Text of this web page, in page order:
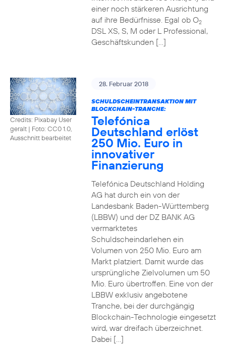
einer noch stärkeren Ausrichtung
auf ihre Bedürfnisse. Egal ob O2
DSL XS, S, M oder L Professional,
Geschäftskunden […]
Credits: Pixabay User
geralt | Foto: CC0 1.0,
Ausschnitt bearbeitet
28. Februar 2018
SCHULDSCHEINTRANSAKTION MIT
BLOCKCHAIN-TRANCHE:
Telefónica
Deutschland erlöst
250 Mio. Euro in
innovativer
Finanzierung
Telefónica Deutschland Holding
AG hat durch ein von der
Landesbank Baden-Württemberg
(LBBW) und der DZ BANK AG
vermarktetes
Schuldscheindarlehen ein
Volumen von 250 Mio. Euro am
Markt platziert. Damit wurde das
ursprüngliche Zielvolumen um 50
Mio. Euro übertroffen. Eine von der
LBBW exklusiv angebotene
Tranche, bei der durchgängig
Blockchain-Technologie eingesetzt
wird, war dreifach überzeichnet.
Dabei […]